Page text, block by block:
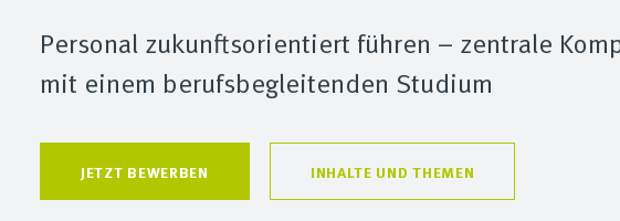
Personal zukunftsorientiert führen – zentrale
mit einem berufsbegleitenden Studium
JETZT BEWERBEN INHALTE UND THEMEN